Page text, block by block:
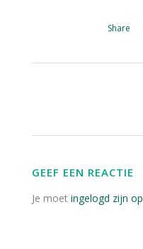
Share
GEEF EEN REACTIE
Je moet ingelogd zijn op